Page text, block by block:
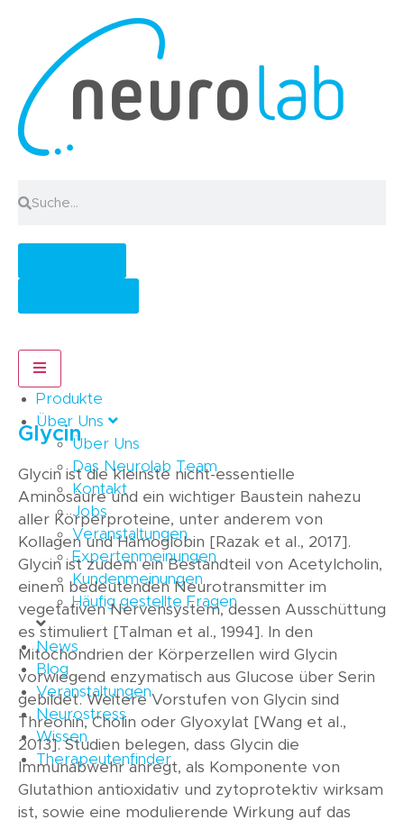
Produkte
Über Uns
Über Uns
Das Neurolab Team
Kontakt
Jobs
Veranstaltungen
Expertenmeinungen
Kundenmeinungen
Häufig gestellte Fragen
News
Blog
Veranstaltungen
Neurostress
Wissen
Therapeutenfinder
Hamburger Toggle Menu
Glycin
Glycin ist die kleinste nicht-essentielle
Aminosäure und ein wichtiger Baustein nahezu
aller Körperproteine, unter anderem von
Kollagen und Hämoglobin [Razak et al., 2017].
Glycin ist zudem ein Bestandteil von Acetylcholin,
einem bedeutenden Neurotransmitter im
vegetativen Nervensystem, dessen Ausschüttung
es stimuliert [Talman et al., 1994]. In den
Mitochondrien der Körperzellen wird Glycin
vorwiegend enzymatisch aus Glucose über Serin
gebildet. Weitere Vorstufen von Glycin sind
Threonin, Cholin oder Glyoxylat [Wang et al.,
2013]. Studien belegen, dass Glycin die
Immunabwehr anregt, als Komponente von
Glutathion antioxidativ und zytoprotektiv wirksam
ist, sowie eine modulierende Wirkung auf das